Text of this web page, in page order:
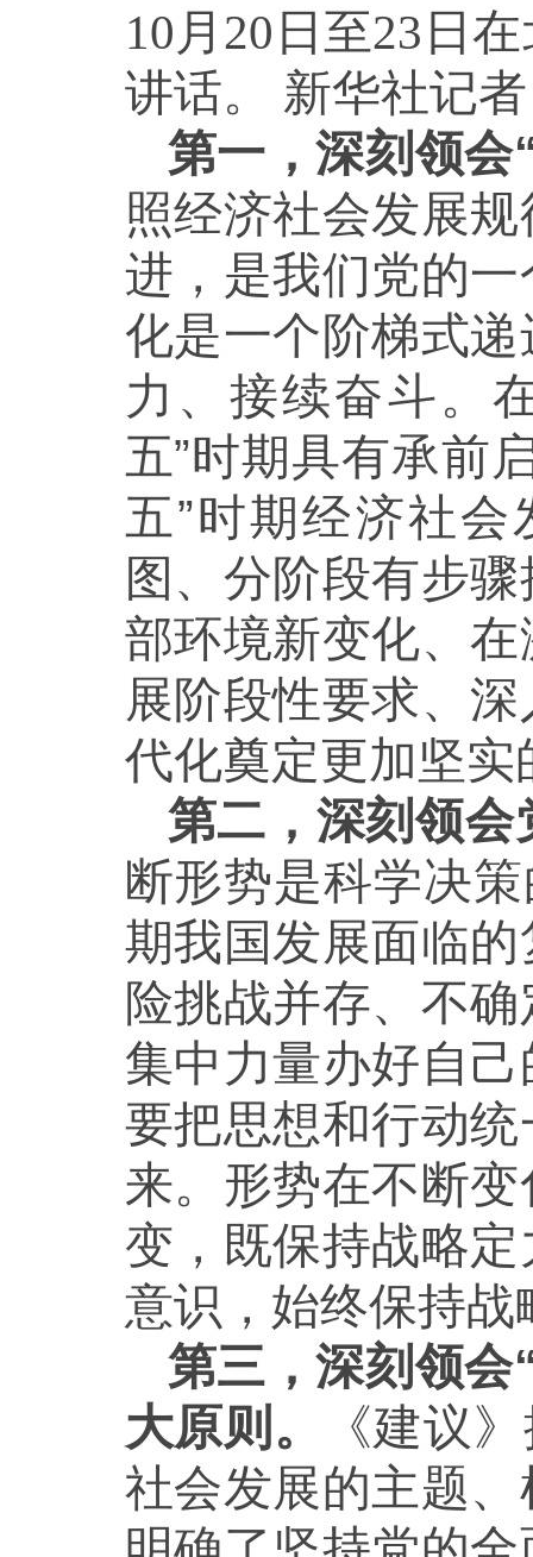
10月20日至23日
讲话。 新华社记
第一，深刻领会
照经济社会发展
进，是我们党的
化是一个阶梯式
力、接续奋斗。
五”时期具有承前
五”时期经济社
图、分阶段有步
部环境新变化、
展阶段性要求、
代化奠定更加坚
第二，深刻领
断形势是科学决
期我国发展面临
险挑战并存、不
集中力量办好自
要把思想和行动
来。形势在不断
变，既保持战略
意识，始终保持战
第三，深刻领会
大原则。
《建议
社会发展的主题